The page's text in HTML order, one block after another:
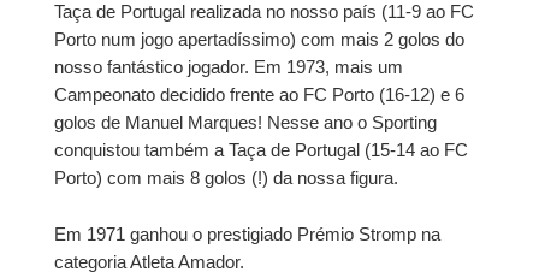
Taça de Portugal realizada no nosso país (11-9 ao FC
Porto num jogo apertadíssimo) com mais 2 golos do
nosso fantástico jogador. Em 1973, mais um
Campeonato decidido frente ao FC Porto (16-12) e 6
golos de Manuel Marques! Nesse ano o Sporting
conquistou também a Taça de Portugal (15-14 ao FC
Porto) com mais 8 golos (!) da nossa figura.
Em 1971 ganhou o prestigiado Prémio Stromp na
categoria Atleta Amador.